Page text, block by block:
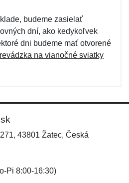
budeme zasielať
dní, ako kedykoľvek
dni budeme mať otvorené
na vianočné sviatky
43801 Žatec, Česká
Pi 8:00-16:30)